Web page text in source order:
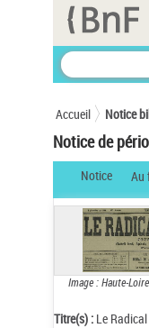
Accueil Notice
Notice de
Notice Au
Image : Haute-
Titre(s) : Le
Panneau de gestion des cookies